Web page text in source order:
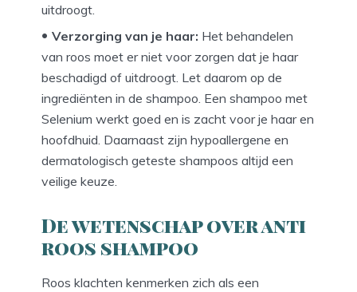
uitdroogt.
Verzorging van je haar: Het behandelen
van roos moet er niet voor zorgen dat je haar
beschadigd of uitdroogt. Let daarom op de
ingrediënten in de shampoo. Een shampoo met
Selenium werkt goed en is zacht voor je haar en
hoofdhuid. Daarnaast zijn hypoallergene en
dermatologisch geteste shampoos altijd een
veilige keuze.
De wetenschap over anti
roos shampoo
Roos klachten kenmerken zich als een